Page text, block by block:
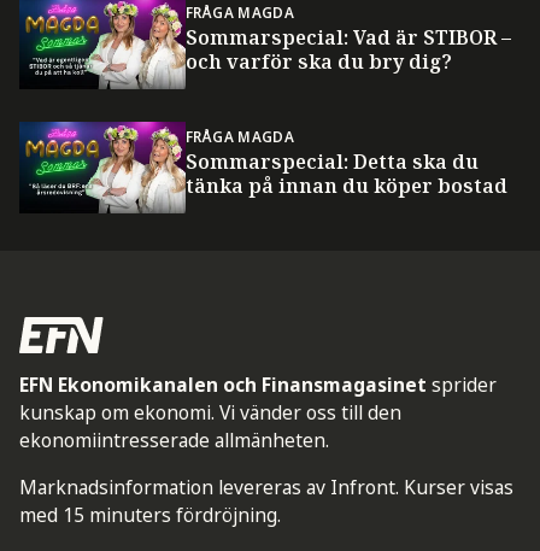
FRÅGA MAGDA
Sommarspecial: Vad är STIBOR –
och varför ska du bry dig?
FRÅGA MAGDA
Sommarspecial: Detta ska du
tänka på innan du köper bostad
EFN Ekonomikanalen och Finansmagasinet sprider
kunskap om ekonomi. Vi vänder oss till den
ekonomiintresserade allmänheten.
Marknadsinformation levereras av Infront. Kurser visas
med 15 minuters fördröjning.